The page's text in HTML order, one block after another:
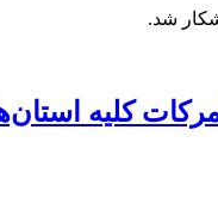
شد.
کلیه